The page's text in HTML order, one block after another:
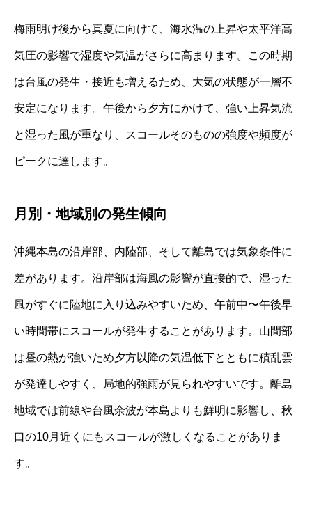
梅雨明け後から真夏に向けて、海水温の上昇や太平洋高
気圧の影響で湿度や気温がさらに高まります。この時期
は台風の発生・接近も増えるため、大気の状態が一層不
安定になります。午後から夕方にかけて、強い上昇気流
と湿った風が重なり、スコールそのものの強度や頻度が
ピークに達します。
月別・地域別の発生傾向
沖縄本島の沿岸部、内陸部、そして離島では気象条件に
差があります。沿岸部は海風の影響が直接的で、湿った
風がすぐに陸地に入り込みやすいため、午前中〜午後早
い時間帯にスコールが発生することがあります。山間部
は昼の熱が強いため夕方以降の気温低下とともに積乱雲
が発達しやすく、局地的強雨が見られやすいです。離島
地域では前線や台風余波が本島よりも鮮明に影響し、秋
口の10月近くにもスコールが激しくなることがありま
す。